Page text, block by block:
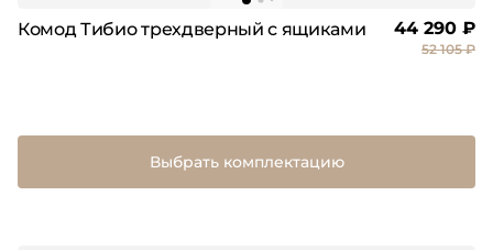
Комод Тибио трехдверный с ящиками 44 290 ₽
52 105 ₽
Выбрать комплектацию